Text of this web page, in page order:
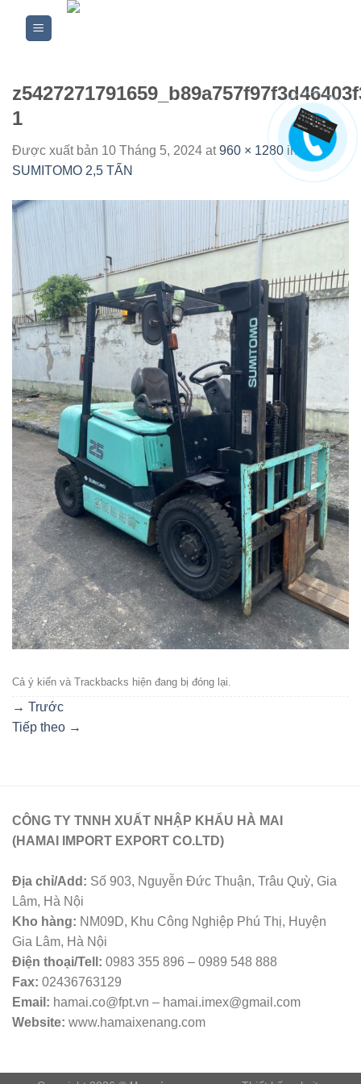
1
Được xuất bản 10 Tháng 5, 2024 at960 × 1280 in
XE
SUMITOMO 2,5 TẤN
Cả ý kiến ​​và Trackbacks hiện đang bị đóng lại.
→ Trước
Tiếp theo →
CÔNG TY TNNH XUẤT NHẬP KHẨU HÀ MAI
(HAMAI IMPORT EXPORT CO.LTD)
Địa chỉ/Add: Số 903, Nguyễn Đức Thuận, Trâu Quỳ, Gia
Lâm, Hà Nội
Kho hàng: NM09D, Khu Công Nghiệp Phú Thị, Huyện
Gia Lâm, Hà Nội
Điện thoại/Tell: 0983 355 896 – 0989 548 888
Fax: 02436763129
Email: hamai.co@fpt.vn – hamai.imex@gmail.com
Website: www.hamaixenang.com